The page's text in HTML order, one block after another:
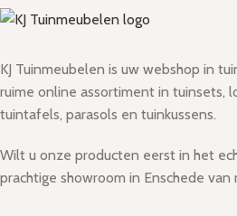
KJ Tuinmeubelen is uw webshop in
ruime online assortiment in tuinsets,
tuintafels, parasols en tuinkussens.
Wilt u onze producten eerst in het
prachtige showroom in Enschede van